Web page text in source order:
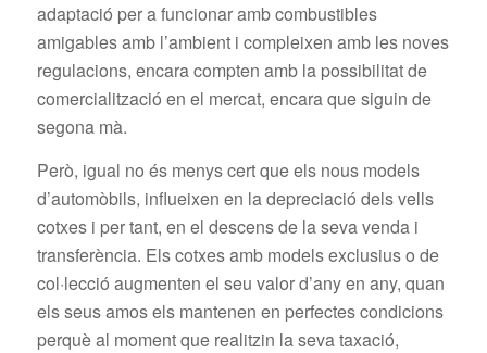
adaptació per a funcionar amb combustibles
amigables amb l’ambient i compleixen amb les noves
regulacions, encara compten amb la possibilitat de
comercialització en el mercat, encara que siguin de
segona mà.
Però, igual no és menys cert que els nous models
d’automòbils, influeixen en la depreciació dels vells
cotxes i per tant, en el descens de la seva venda i
transferència. Els cotxes amb models exclusius o de
col·lecció augmenten el seu valor d’any en any, quan
els seus amos els mantenen en perfectes condicions
perquè al moment que realitzin la seva taxació,